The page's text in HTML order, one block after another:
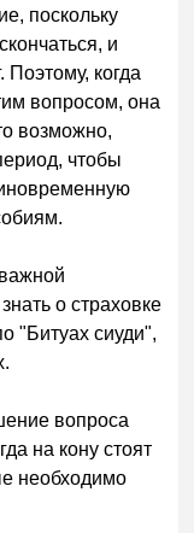
поскольку
и
Поэтому, когда
вопросом, она
возможно,
чтобы
о страховке
"Битуах сиуди",
вопроса
на кону стоят
необходимо